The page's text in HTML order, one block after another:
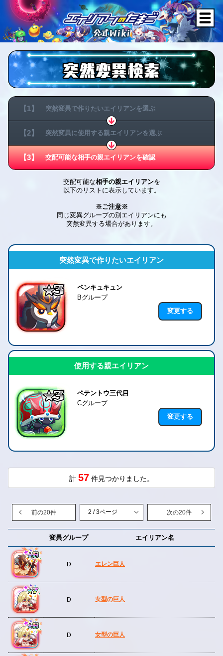
【1】 突然変異で作りたいエイリアンを選ぶ
【2】 突然変異に使用する親エイリアンを選ぶ
【3】 交配可能な相手の親エイリアンを確認
交配可能な相手の親エイリアンを
以下のリストに表示しています。
※ご注意※
同じ変異グループの別エイリアンにも
突然変異する場合があります。
突然変異で作りたいエイリアン
ペンキュキュン
Bグループ
変更する
使用する親エイリアン
ペテントウ三代目
Cグループ
変更する
計 57 件見つかりました。
前の20件 次の20件
変異グループ エイリアン名
D エレン巨人
D 女型の巨人
D 女型の巨人